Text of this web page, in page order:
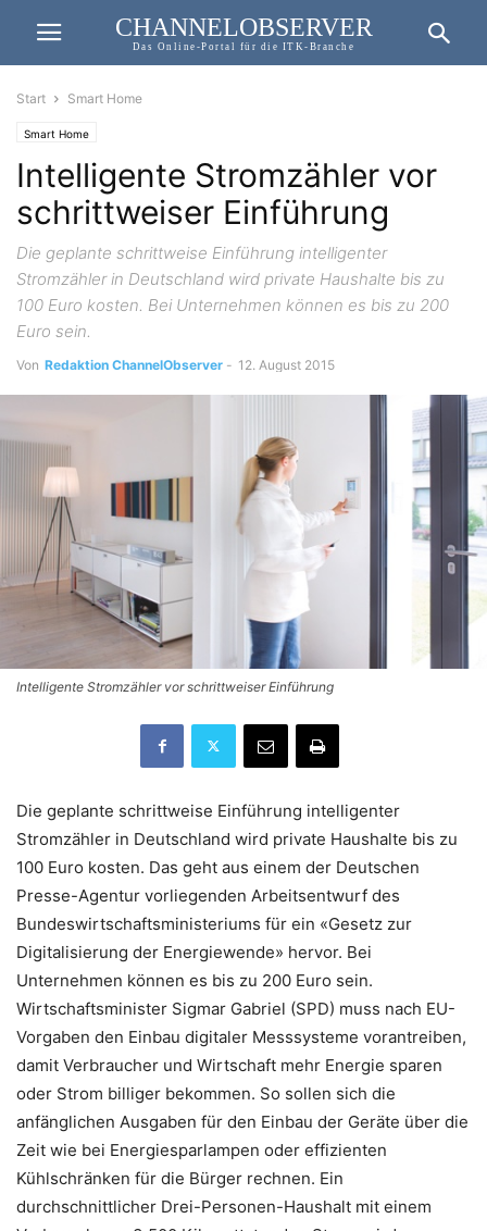
CHANNELOBSERVER
Das Online-Portal für die ITK-Branche
Start Smart Home
Smart Home
Intelligente Stromzähler vor
schrittweiser Einführung
Die geplante schrittweise Einführung intelligenter
Stromzähler in Deutschland wird private Haushalte bis zu
100 Euro kosten. Bei Unternehmen können es bis zu 200
Euro sein.
Von Redaktion ChannelObserver - 12. August 2015
Intelligente Stromzähler vor schrittweiser Einführung
Die geplante schrittweise Einführung intelligenter
Stromzähler in Deutschland wird private Haushalte bis zu
100 Euro kosten. Das geht aus einem der Deutschen
Presse-Agentur vorliegenden Arbeitsentwurf des
Bundeswirtschaftsministeriums für ein «Gesetz zur
Digitalisierung der Energiewende» hervor. Bei
Unternehmen können es bis zu 200 Euro sein.
Wirtschaftsminister Sigmar Gabriel (SPD) muss nach EU-
Vorgaben den Einbau digitaler Messsysteme vorantreiben,
damit Verbraucher und Wirtschaft mehr Energie sparen
oder Strom billiger bekommen. So sollen sich die
anfänglichen Ausgaben für den Einbau der Geräte über die
Zeit wie bei Energiesparlampen oder effizienten
Kühlschränken für die Bürger rechnen. Ein
durchschnittlicher Drei-Personen-Haushalt mit einem